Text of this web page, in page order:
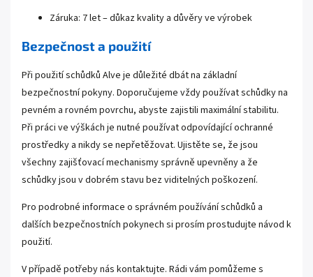
Záruka: 7 let – důkaz kvality a důvěry ve výrobek
Bezpečnost a použití
Při použití schůdků Alve je důležité dbát na základní
bezpečnostní pokyny. Doporučujeme vždy používat schůdky na
pevném a rovném povrchu, abyste zajistili maximální stabilitu.
Při práci ve výškách je nutné používat odpovídající ochranné
prostředky a nikdy se nepřetěžovat. Ujistěte se, že jsou
všechny zajišťovací mechanismy správně upevněny a že
schůdky jsou v dobrém stavu bez viditelných poškození.
Pro podrobné informace o správném používání schůdků a
dalších bezpečnostních pokynech si prosím prostudujte návod k
použití.
V případě potřeby nás kontaktujte. Rádi vám pomůžeme s